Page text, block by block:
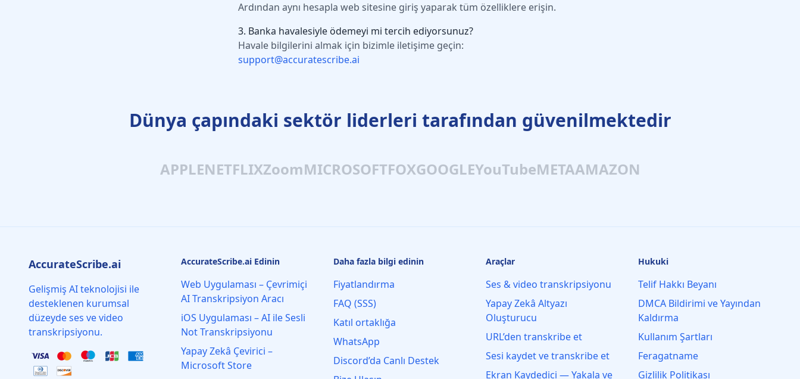
Ardından aynı hesapla web sitesine giriş yaparak tüm özelliklere erişin.
3. Banka havalesiyle ödemeyi mi tercih ediyorsunuz?
Havale bilgilerini almak için bizimle iletişime geçin:
support@accuratescribe.ai
Dünya çapındaki sektör liderleri tarafından güvenilmektedir
APPLENETFLIXZoomMICROSOFTFOXGOOGLEYouTubeMETAAMAZON
AccurateScribe.ai
Gelişmiş AI teknolojisi ile
desteklenen kurumsal
düzeyde ses ve video
transkripsiyonu.
AccurateScribe.ai Edinin
Web Uygulaması – Çevrimiçi
AI Transkripsiyon Aracı
iOS Uygulaması – AI ile Sesli
Not Transkripsiyonu
Yapay Zekâ Çevirici –
Microsoft Store
Daha fazla bilgi edinin
Fiyatlandırma
FAQ (SSS)
Katıl ortaklığa
WhatsApp
Discord’da Canlı Destek
Araçlar
Ses & video transkripsiyonu
Yapay Zekâ Altyazı
Oluşturucu
URL’den transkribe et
Sesi kaydet ve transkribe et
Ekran Kaydedici — Yakala ve
Hukuki
Telif Hakkı Beyanı
DMCA Bildirimi ve Yayından
Kaldırma
Kullanım Şartları
Feragatname
Gizlilik Politikası